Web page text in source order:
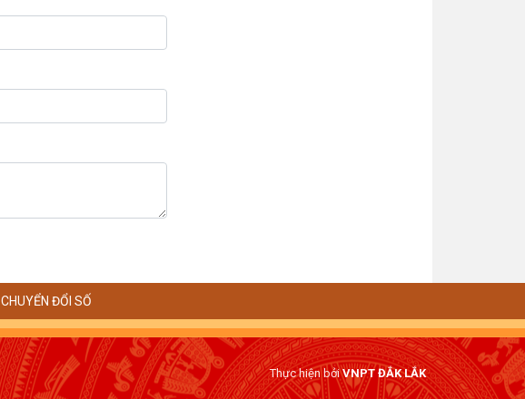
CHUYỂN ĐỔI SỐ
Thực hiện bởiVNPT ĐẮK LẮK